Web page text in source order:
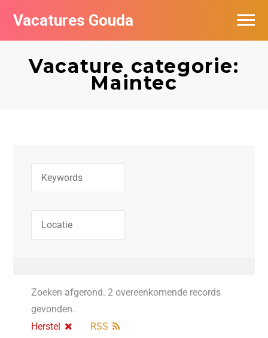
Vacatures Gouda
Vacature categorie:
Maintec
Zoeken afgerond. 2 overeenkomende records
gevonden.
Herstel
RSS
Vacatures per bedrijf in Gouda
De populairste vacatures in Gouda